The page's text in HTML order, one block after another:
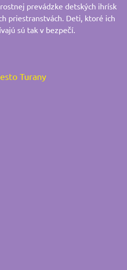
prevádzke detských ihrísk
priestranstvách. Deti, ktoré ich
sú tak v bezpečí.
Turany